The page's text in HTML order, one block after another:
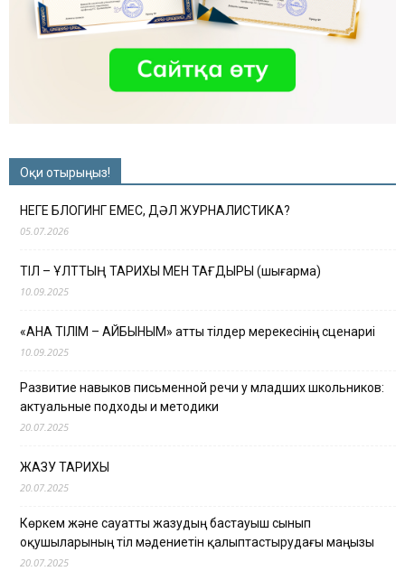
Оқи отырыңыз!
НЕГЕ БЛОГИНГ ЕМЕС, ДӘЛ ЖУРНАЛИСТИКА?
05.07.2026
ТІЛ – ҰЛТТЫҢ ТАРИХЫ МЕН ТАҒДЫРЫ (шығарма)
10.09.2025
«АНА ТІЛІМ – АЙБЫНЫМ» атты тілдер мерекесінің сценариі
10.09.2025
Развитие навыков письменной речи у младших школьников:
актуальные подходы и методики
20.07.2025
ЖАЗУ ТАРИХЫ
20.07.2025
Көркем және сауатты жазудың бастауыш сынып
оқушыларының тіл мәдениетін қалыптастырудағы маңызы
20.07.2025